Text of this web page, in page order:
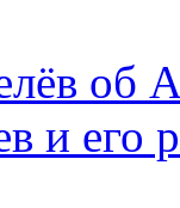
об
и его